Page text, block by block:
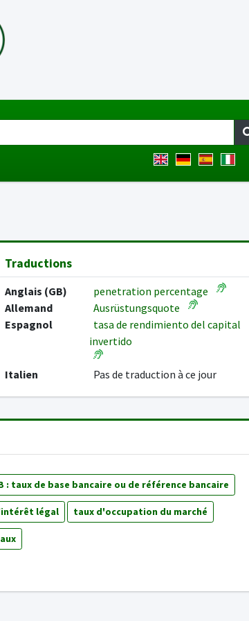
Traductions
Anglais (GB)
penetration percentage
Allemand
Ausrüstungsquote
Espagnol
tasa de rendimiento del capital
invertido
Italien Pas de traduction à ce jour
: taux de base bancaire ou de référence bancaire
légal taux d'occupation du marché